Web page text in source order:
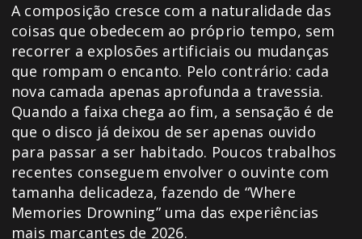
A composição cresce com a naturalidade das
coisas que obedecem ao próprio tempo, sem
recorrer a explosões artificiais ou mudanças
que rompam o encanto. Pelo contrário: cada
nova camada apenas aprofunda a travessia.
Quando a faixa chega ao fim, a sensação é de
que o disco já deixou de ser apenas ouvido
para passar a ser habitado. Poucos trabalhos
recentes conseguem envolver o ouvinte com
tamanha delicadeza, fazendo de “Where
Memories Drowning” uma das experiências
mais marcantes de 2026.